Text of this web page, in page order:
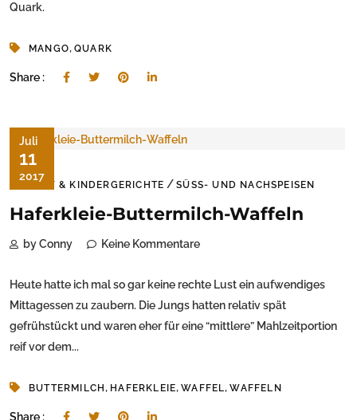
Quark.
MANGO, QUARK
Share :
Juli
11
2017
BABY & KINDERGERICHTE /SÜSS- UND NACHSPEISEN
Haferkleie-Buttermilch-Waffeln
by Conny Keine Kommentare
Heute hatte ich mal so gar keine rechte Lust ein aufwendiges
Mittagessen zu zaubern. Die Jungs hatten relativ spät
gefrühstückt und waren eher für eine “mittlere” Mahlzeitportion
reif vor dem...
BUTTERMILCH, HAFERKLEIE,WAFFEL,WAFFELN
Share :